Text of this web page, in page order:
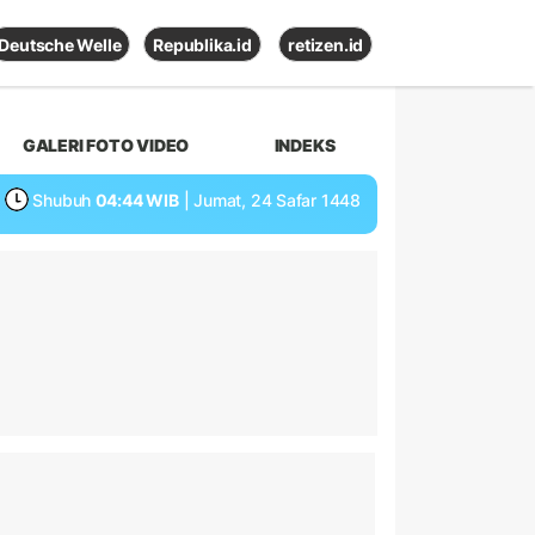
Deutsche Welle Republika.id retizen.id
GALERI FOTO VIDEO INDEKS
Shubuh 04:44 WIB | Jumat, 24 Safar 1448